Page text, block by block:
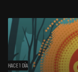
HACE 1 DÍA